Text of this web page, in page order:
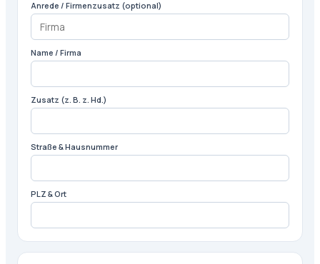
Anrede / Firmenzusatz (optional)
Name / Firma
Zusatz (z. B. z. Hd.)
Straße & Hausnummer
PLZ & Ort